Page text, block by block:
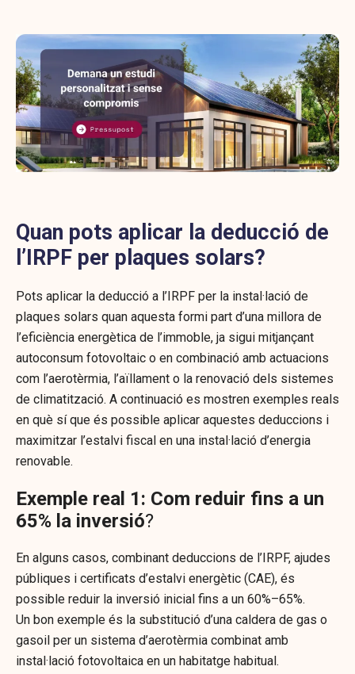
Quan pots aplicar la deducció de
l’IRPF per plaques solars?
Pots aplicar la deducció a l’IRPF per la instal·lació de
plaques solars quan aquesta formi part d’una millora de
l’eficiència energètica de l’immoble, ja sigui mitjançant
autoconsum fotovoltaic o en combinació amb actuacions
com l’aerotèrmia, l’aïllament o la renovació dels sistemes
de climatització. A continuació es mostren exemples reals
en què sí que és possible aplicar aquestes deduccions i
maximitzar l’estalvi fiscal en una instal·lació d’energia
renovable.
Exemple real 1: Com reduir fins a un
65% la inversió?
En alguns casos, combinant deduccions de l’IRPF, ajudes
públiques i certificats d’estalvi energètic (CAE), és
possible reduir la inversió inicial fins a un 60%–65%.
Un bon exemple és la substitució d’una caldera de gas o
gasoil per un sistema d’aerotèrmia combinat amb
instal·lació fotovoltaica en un habitatge habitual.